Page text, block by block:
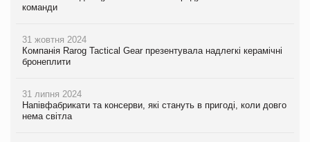
команди
31 жовтня 2024
Компанія Rarog Tactical Gear презентувала надлегкі керамічні
бронеплити
31 липня 2024
Напівфабрикати та консерви, які стануть в пригоді, коли довго
нема світла